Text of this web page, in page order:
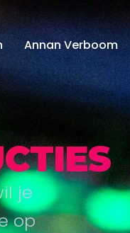
Annan Verboom
je
op